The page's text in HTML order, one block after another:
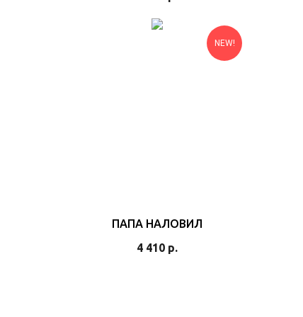
NEW!
ПАПА НАЛОВИЛ
4 410 р.